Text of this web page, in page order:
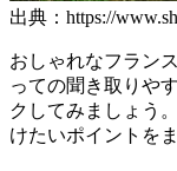
出典：https://
おしゃれなフラン
っての聞き取りや
クしてみましょう
けたいポイントを